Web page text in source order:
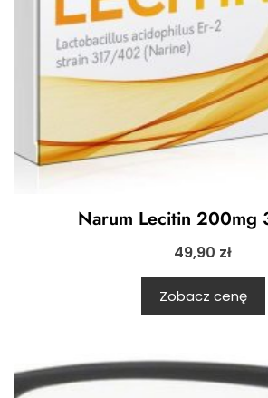
Narum Lecitin 200mg
49,90 zł
Zobacz cenę